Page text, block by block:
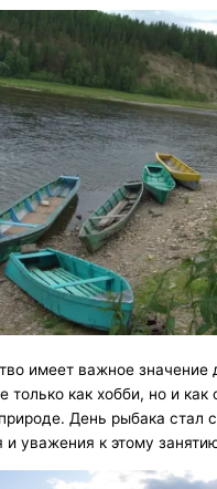
имеет важное значение
только как хобби, но и как
День рыбака стал
и уважения к этому